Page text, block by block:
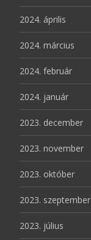
2024. április
2024. március
2024. február
2024. január
2023. december
2023. november
2023. október
2023. szeptember
2023. július